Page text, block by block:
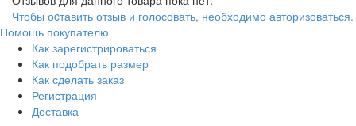
Чтобы оcтавить отзыв и голосовать, необходимо авторизоваться.
Помощь покупателю
Как зарегистрироваться
Как подобрать размер
Как сделать заказ
Регистрация
Доставка